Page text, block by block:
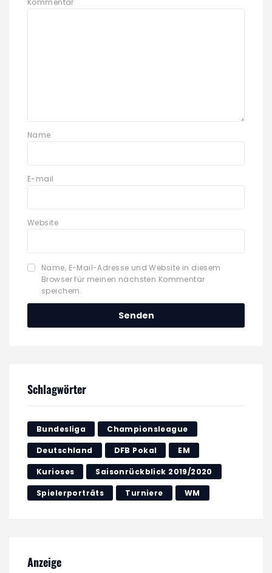
Kommentar
Name
E-mail
Website
Name, E-Mail-Adresse und Website in diesem
Browser für meinen nächsten Kommentar
speichern.
Schlagwörter
Bundesliga Championsleague
Deutschland DFB Pokal EM
Kurioses Saisonrückblick 2019/2020
Spielerporträts Turniere WM
Anzeige